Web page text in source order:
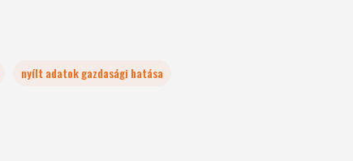
nyílt adatok gazdasági hatása